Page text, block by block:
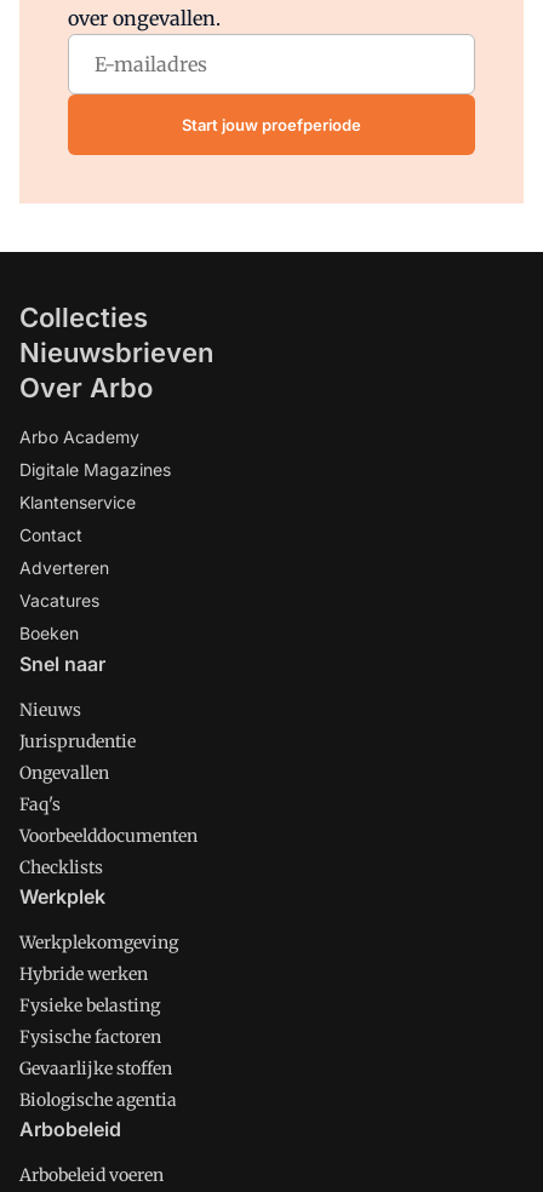
over ongevallen.
Start jouw proefperiode
Collecties
Nieuwsbrieven
Over Arbo
Arbo Academy
Digitale Magazines
Klantenservice
Contact
Adverteren
Vacatures
Boeken
Snel naar
Nieuws
Jurisprudentie
Ongevallen
Faq's
Voorbeelddocumenten
Checklists
Werkplek
Werkplekomgeving
Hybride werken
Fysieke belasting
Fysische factoren
Gevaarlijke stoffen
Biologische agentia
Arbobeleid
Arbobeleid voeren